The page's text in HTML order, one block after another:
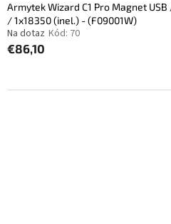
Armytek Wizard C1 Pro Magnet
/ 1x18350 (inel.) - (F09001W)
Na dotaz Kód: 70
€86,10